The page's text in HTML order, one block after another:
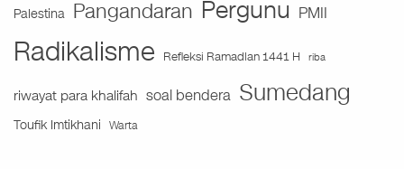
Palestina Pangandaran Pergunu PMII
Radikalisme Refleksi Ramadlan 1441 H riba
riwayat para khalifah soal bendera Sumedang
Toufik Imtikhani Warta